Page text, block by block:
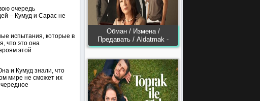
Обман / Измена /
Предавать / Aldatmak -
очередь
– Кумуд и Сарас не
испытания, которые в
что это она
этой
и Кумуд знали, что
мире не сможет их